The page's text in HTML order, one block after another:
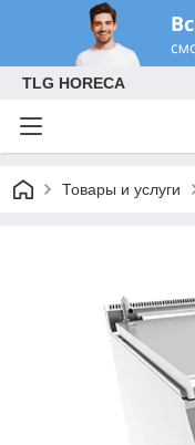
TLG HORECA
Товары и услуги